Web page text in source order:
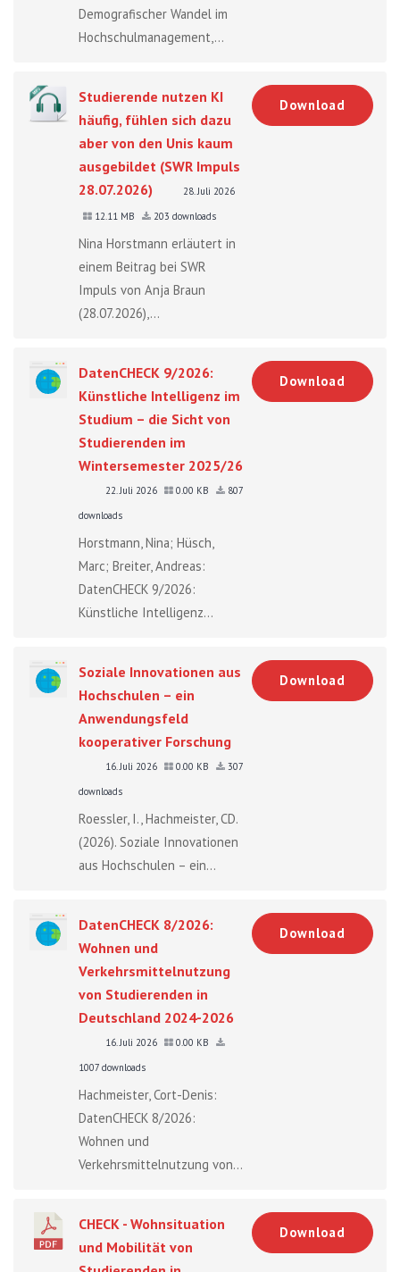
Demografischer Wandel im
Hochschulmanagement,...
Studierende nutzen KI
häufig, fühlen sich dazu
aber von den Unis kaum
ausgebildet (SWR Impuls
28.07.2026)
28. Juli 2026
12.11 MB
203 downloads
Nina Horstmann erläutert in
einem Beitrag bei SWR
Impuls von Anja Braun
(28.07.2026),...
Download
DatenCHECK 9/2026:
Künstliche Intelligenz im
Studium – die Sicht von
Studierenden im
Wintersemester 2025/26
22. Juli 2026 0.00 KB
807
downloads
Horstmann, Nina; Hüsch,
Marc; Breiter, Andreas:
DatenCHECK 9/2026:
Künstliche Intelligenz...
Download
Soziale Innovationen aus
Hochschulen – ein
Anwendungsfeld
kooperativer Forschung
16. Juli 2026 0.00 KB
307
downloads
Roessler, I., Hachmeister, CD.
(2026). Soziale Innovationen
aus Hochschulen – ein...
Download
DatenCHECK 8/2026:
Wohnen und
Verkehrsmittelnutzung
von Studierenden in
Deutschland 2024-2026
16. Juli 2026
0.00 KB
1007 downloads
Hachmeister, Cort-Denis:
DatenCHECK 8/2026:
Wohnen und
Verkehrsmittelnutzung von...
Download
CHECK - Wohnsituation
und Mobilität von
Download